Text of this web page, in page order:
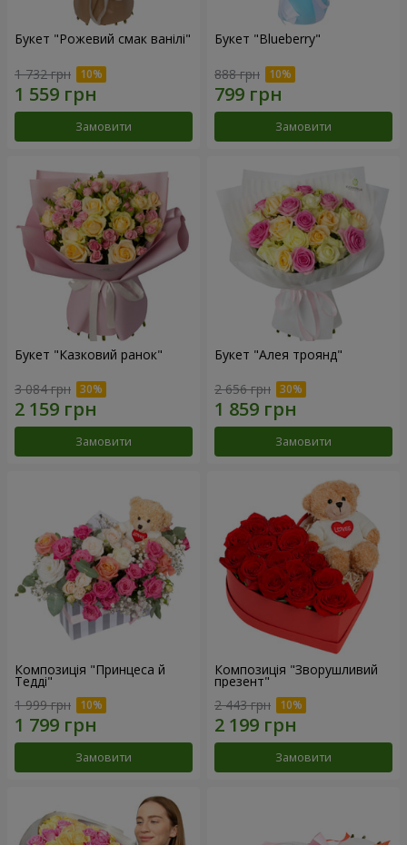
Букет "Рожевий смак ванілі"
1 732 грн
Замовити
Букет "Blueberry"
888 грн
Замовити
Букет "Казковий ранок"
3 084 грн
Замовити
Букет "Алея троянд"
2 656 грн
Замовити
Композиція "Принцеса й
Тедді"
1 999 грн
Замовити
Композиція "Зворушливий
презент"
2 443 грн
Замовити